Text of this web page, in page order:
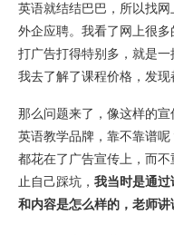
英语就结结巴巴，所以找网
外企应聘。我看了网上很
打广告打得特别多，就是
我去了解了课程价格，发现
那么问题来了，像这样的
英语教学品牌，靠不靠谱
都花在了广告宣传上，而
止自己踩坑， 我当时是通
和内容是怎么样的，老师讲